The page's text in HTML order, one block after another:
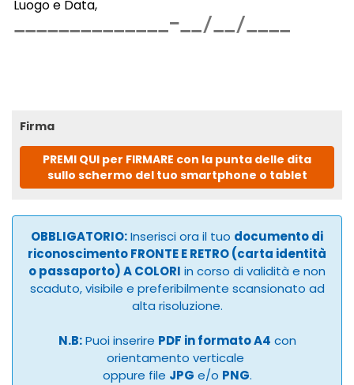
Luogo e Data,
Firma
PREMI QUI per FIRMARE con la punta delle dita
sullo schermo del tuo smartphone o tablet
OBBLIGATORIO:Inserisci ora il tuo documento di
riconoscimento FRONTE E RETRO (carta identità
o passaporto) A COLORI in corso di validità e non
scaduto, visibile e preferibilmente scansionato ad
alta risoluzione.
N.B:Puoi inserire PDF in formato A4 con
orientamento verticale
oppure file JPG e/o PNG.